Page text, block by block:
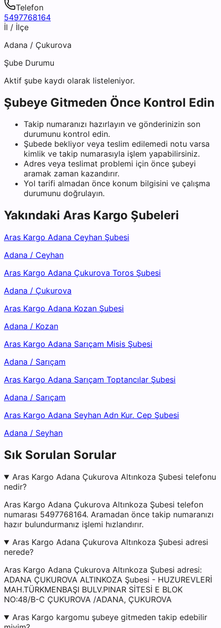
Telefon
5497768164
İl / İlçe
Adana / Çukurova
Şube Durumu
Aktif şube kaydı olarak listeleniyor.
Şubeye Gitmeden Önce Kontrol Edin
Takip numaranızı hazırlayın ve gönderinizin son
durumunu kontrol edin.
Şubede bekliyor veya teslim edilemedi notu varsa
kimlik ve takip numarasıyla işlem yapabilirsiniz.
Adres veya teslimat problemi için önce şubeyi
aramak zaman kazandırır.
Yol tarifi almadan önce konum bilgisini ve çalışma
durumunu doğrulayın.
Yakındaki Aras Kargo Şubeleri
Aras Kargo Adana Ceyhan Şubesi
Adana / Ceyhan
Aras Kargo Adana Çukurova Toros Şubesi
Adana / Çukurova
Aras Kargo Adana Kozan Şubesi
Adana / Kozan
Aras Kargo Adana Sarıçam Misis Şubesi
Adana / Sarıçam
Aras Kargo Adana Sarıçam Toptancılar Şubesi
Adana / Sarıçam
Aras Kargo Adana Seyhan Adn Kur. Cep Şubesi
Adana / Seyhan
Sık Sorulan Sorular
Aras Kargo Adana Çukurova Altınkoza Şubesi telefonu
nedir?
Aras Kargo Adana Çukurova Altınkoza Şubesi telefon
numarası 5497768164. Aramadan önce takip numaranızı
hazır bulundurmanız işlemi hızlandırır.
Aras Kargo Adana Çukurova Altınkoza Şubesi adresi
nerede?
Aras Kargo Adana Çukurova Altınkoza Şubesi adresi:
ADANA ÇUKUROVA ALTINKOZA Şubesi - HUZUREVLERİ
MAH.TÜRKMENBAŞI BULV.PINAR SİTESİ E BLOK
NO:48/B-C ÇUKUROVA /ADANA, ÇUKUROVA
Aras Kargo kargomu şubeye gitmeden takip edebilir